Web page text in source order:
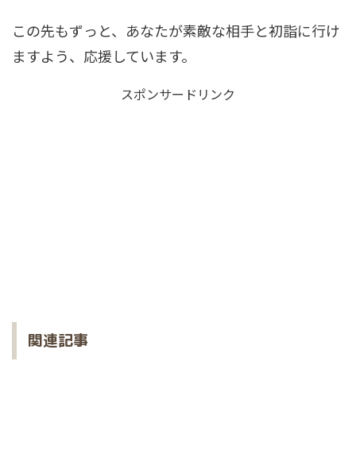
この先もずっと、あなたが素敵な相手と初詣に行け
ますよう、応援しています。
スポンサードリンク
関連記事